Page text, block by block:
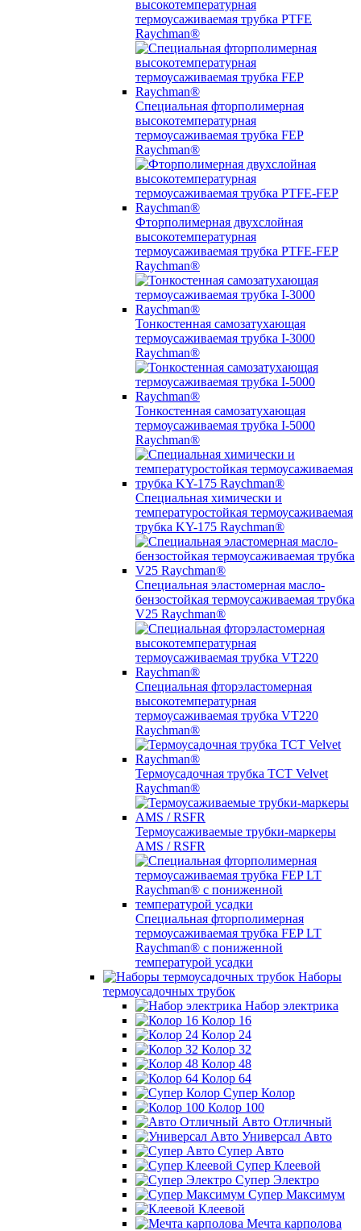
высокотемпературная
термоусаживаемая трубка PTFE
Raychman®
Специальная фторполимерная
высокотемпературная
термоусаживаемая трубка FEP
Raychman®
Фторполимерная двухслойная
высокотемпературная
термоусаживаемая трубка PTFE-FEP
Raychman®
Тонкостенная самозатухающая
термоусаживаемая трубка I-3000
Raychman®
Тонкостенная самозатухающая
термоусаживаемая трубка I-5000
Raychman®
Специальная химически и
температуростойкая термоусаживаемая
трубка KY-175 Raychman®
Специальная эластомерная масло-
бензостойкая термоусаживаемая трубка
V25 Raychman®
Специальная фторэластомерная
высокотемпературная
термоусаживаемая трубка VT220
Raychman®
Термоусадочная трубка TCT Velvet
Raychman®
Термоусаживаемые трубки-маркеры
AMS / RSFR
Специальная фторполимерная
термоусаживаемая трубка FEP LT
Raychman® с пониженной
температурой усадки
Наборы
термоусадочных трубок
Набор электрика
Колор 16
Колор 24
Колор 32
Колор 48
Колор 64
Супер Колор
Колор 100
Авто Отличный
Универсал Авто
Супер Авто
Супер Клеевой
Супер Электро
Супер Максимум
Клеевой
Мечта карполова